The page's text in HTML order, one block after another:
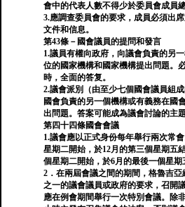
會中的代表人數不得少於委員會成員總
3.應調查委員會的要求，成員必須出
文件和信息。
第43條－國會議員的提問和發言
1.議員有權向政府，向議會負責的另
位的國家機構和國家機構提出問題。
時，全面的答复。
2.議會派別（由至少七個國會議員組
國會負責的另一個機構或有義務在國
出問題。答案可能成為議會討論的主題
第四十四條國會會議
1.議會應以正式身份每年舉行兩次常
星期二開始，於12月的第三個星期五
個星期二開始，於6月的最後一個星期
2．在兩屆會議之間的期間，格魯吉
之一的議會議員或政府的要求，召開
應在例會期間舉行一次特別會議。除